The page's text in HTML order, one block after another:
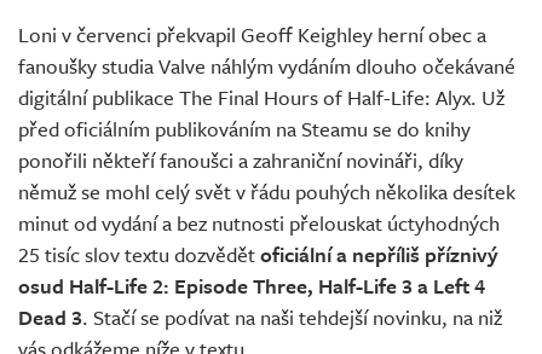
Živě
Loni v červenci překvapil Geoff Keighley herní obec a
fanoušky studia Valve náhlým vydáním dlouho očekávané
digitální publikace The Final Hours of Half-Life: Alyx. Už
před oficiálním publikováním na Steamu se do knihy
ponořili někteří fanoušci a zahraniční novináři, díky
němuž se mohl celý svět v řádu pouhých několika desítek
minut od vydání a bez nutnosti přelouskat úctyhodných
25 tisíc slov textu dozvědětoficiální a nepříliš příznivý
osud Half-Life 2: Episode Three, Half-Life 3 a Left 4
Dead 3. Stačí se podívat na naši tehdejší novinku, na niž